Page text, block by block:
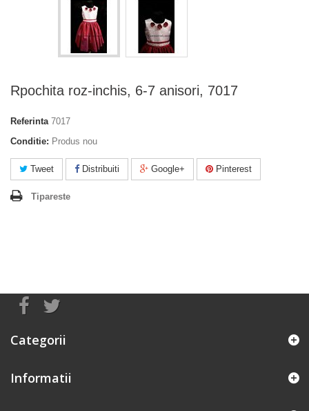
Rpochita roz-inchis, 6-7 anisori, 7017
Referinta 7017
Conditie: Produs nou
Tweet Distribuiti Google+ Pinterest
Tipareste
Categorii
Informatii